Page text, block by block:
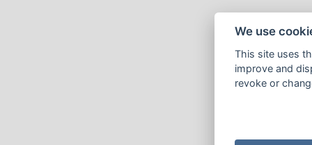
We use
This site uses
improve and
revoke or